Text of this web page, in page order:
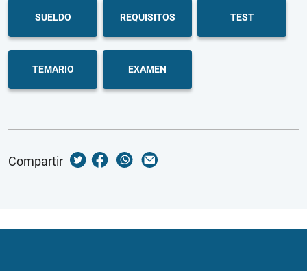
SUELDO REQUISITOS TEST
TEMARIO EXAMEN
Compartir